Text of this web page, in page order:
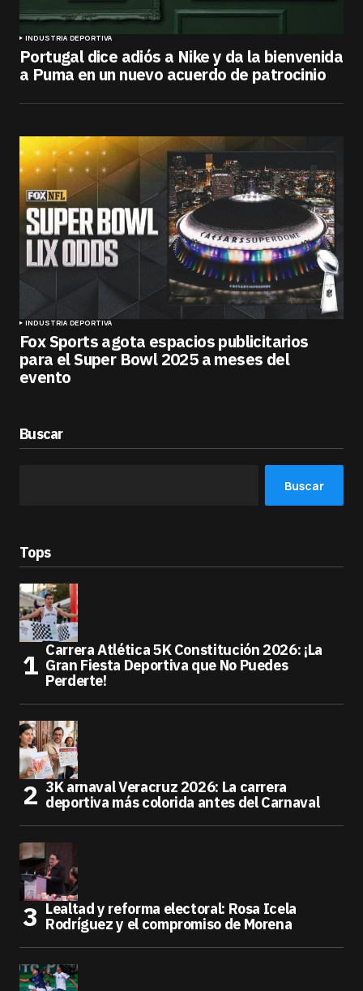
INDUSTRIA DEPORTIVA
Portugal dice adiós a Nike y da la bienvenida
a Puma en un nuevo acuerdo de patrocinio
INDUSTRIA DEPORTIVA
Fox Sports agota espacios publicitarios
para el Super Bowl 2025 a meses del
evento
Buscar
Buscar
Tops
Carrera Atlética 5K Constitución 2026: ¡La
Gran Fiesta Deportiva que No Puedes
Perderte!
3K arnaval Veracruz 2026: La carrera
deportiva más colorida antes del Carnaval
Lealtad y reforma electoral: Rosa Icela
Rodríguez y el compromiso de Morena